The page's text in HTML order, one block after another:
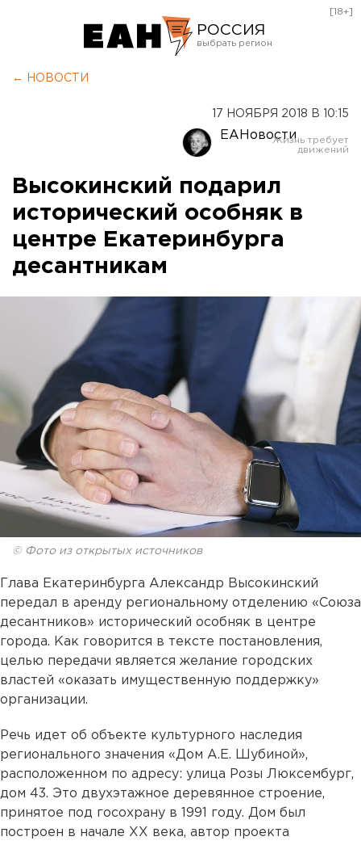
РОССИЯ
Оренбург
[18+]
← НОВОСТИ
17 НОЯБРЯ 2018 В 10:15
ЕАНовости
Высокинский подарил
исторический особняк в
центре Екатеринбурга
десантникам
© Фото из открытых источников
Глава Екатеринбурга Александр Высокинский
передал в аренду региональному отделению «Союза
десантников» исторический особняк в центре
города. Как говорится в тексте постановления,
целью передачи является желание городских
властей «оказать имущественную поддержку»
организации.
Речь идет об объекте культурного наследия
регионального значения «Дом А.Е. Шубиной»,
расположенном по адресу: улица Розы Люксембург,
дом 43. Это двухэтажное деревянное строение,
принятое под госохрану в 1991 году. Дом был
построен в начале XX века, автор проекта